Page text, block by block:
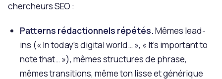
chercheurs SEO :
Patterns rédactionnels répétés.Mêmes lead-
ins (« In today’s digital world… », « It’s important to
note that… »), mêmes structures de phrase,
mêmes transitions, même ton lisse et générique